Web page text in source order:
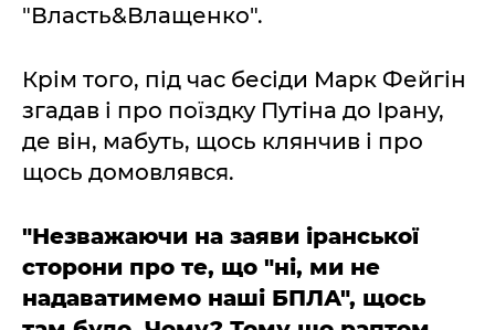
"Власть&Влащенко".
Крім того, під час бесіди Марк Фейгін
згадав і про поїздку Путіна до Ірану,
де він, мабуть, щось клянчив і про
щось домовлявся.
"Незважаючи на заяви іранської
сторони про те, що "ні, ми не
надаватимемо наші БПЛА", щось